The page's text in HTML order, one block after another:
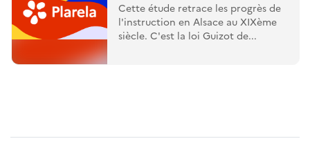
Cette étude retrace les progrès de
l'instruction en Alsace au XIXème
siècle. C'est la loi Guizot de...